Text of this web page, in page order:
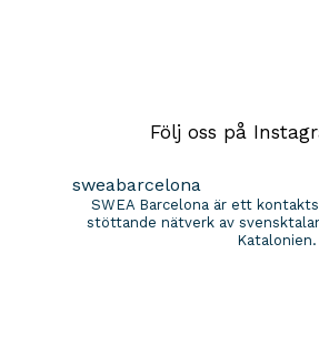
Följ oss på
sweabarcelona
SWEA Barcelona är ett
stöttande nätverk av
Katalonien.